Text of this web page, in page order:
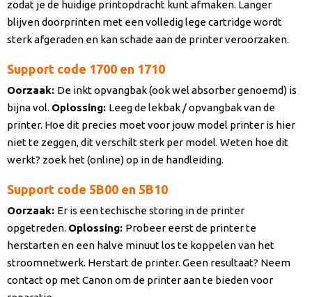
zodat je de huidige printopdracht kunt afmaken. Langer
blijven doorprinten met een volledig lege cartridge wordt
sterk afgeraden en kan schade aan de printer veroorzaken.
Support code 1700 en 1710
Oorzaak: De inkt opvangbak (ook wel absorber genoemd) is
bijna vol. Oplossing: Leeg de lekbak / opvangbak van de
printer. Hoe dit precies moet voor jouw model printer is hier
niet te zeggen, dit verschilt sterk per model. Weten hoe dit
werkt? zoek het (online) op in de handleiding.
Support code 5B00 en 5B10
Oorzaak: Er is een techische storing in de printer
opgetreden. Oplossing: Probeer eerst de printer te
herstarten en een halve minuut los te koppelen van het
stroomnetwerk. Herstart de printer. Geen resultaat? Neem
contact op met Canon om de printer aan te bieden voor